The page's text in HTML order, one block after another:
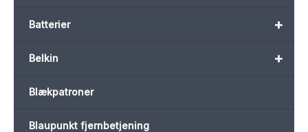
+
Batterier
+
Belkin
Blækpatroner
Blaupunkt fjernbetjening